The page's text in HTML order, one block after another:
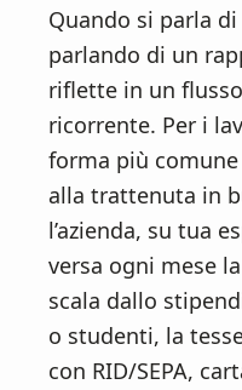
Quando si parla di
parlando di un
riflette in un
ricorrente. Per i
forma più
alla trattenuta in
l’azienda, su tua
versa ogni mese
scala dallo
o studenti, la
con RID/SEPA,